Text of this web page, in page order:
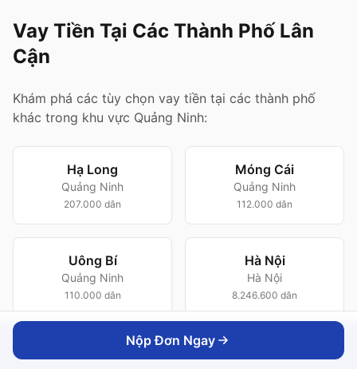
Nộp Đơn Ngay
Vay Tiền Tại Các Thành Phố Lân
Cận
Khám phá các tùy chọn vay tiền tại các thành phố
khác trong khu vực Quảng Ninh:
Hạ Long
Quảng Ninh
207.000 dân
Móng Cái
Quảng Ninh
112.000 dân
Uông Bí
Quảng Ninh
110.000 dân
Hà Nội
Hà Nội
8.246.600 dân
Nộp Đơn Ngay